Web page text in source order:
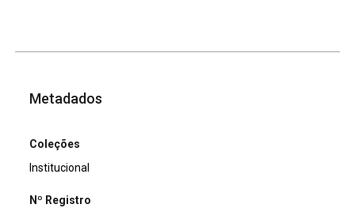
Metadados
Coleções
Institucional
Nº Registro